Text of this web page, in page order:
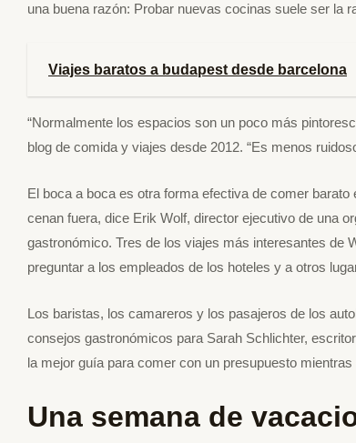
una buena razón: Probar nuevas cocinas suele ser la
Viajes baratos a budapest desde barcelona
“Normalmente los espacios son un poco más
blog de comida y viajes desde 2012. “Es menos
El boca a boca es otra forma efectiva de comer
cenan fuera, dice Erik Wolf, director ejecutivo de una
gastronómico. Tres de los viajes más interesantes de
preguntar a los empleados de los hoteles y a otros
Los baristas, los camareros y los pasajeros de los
consejos gastronómicos para Sarah Schlichter,
la mejor guía para comer con un presupuesto mientras
Una semana de